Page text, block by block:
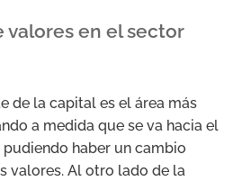
valores en el sector
de la capital es el área más
a medida que se va hacia el
pudiendo haber un cambio
valores. Al otro lado de la